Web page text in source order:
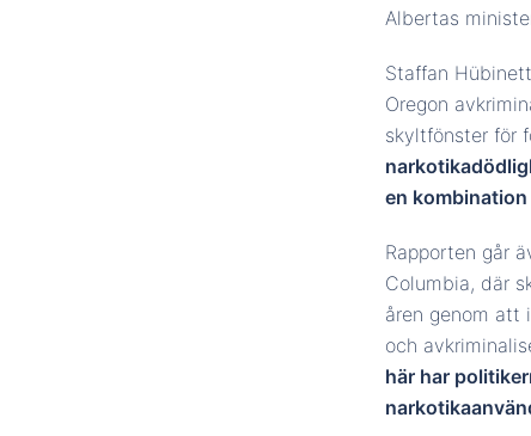
Albertas
Staffan
Oregon
skyltfönster för
en
Rapporten går
Columbia, där
åren genom att
och
här har